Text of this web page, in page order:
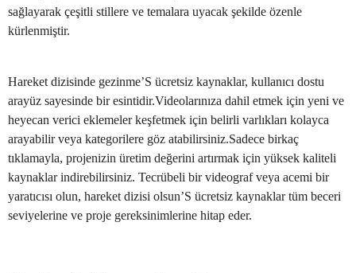
sağlayarak çeşitli stillere ve temalara uyacak şekilde özenle
kürlenmiştir.
Hareket dizisinde gezinme’S ücretsiz kaynaklar, kullanıcı dostu
arayüz sayesinde bir esintidir.Videolarınıza dahil etmek için yeni ve
heyecan verici eklemeler keşfetmek için belirli varlıkları kolayca
arayabilir veya kategorilere göz atabilirsiniz.Sadece birkaç
tıklamayla, projenizin üretim değerini artırmak için yüksek kaliteli
kaynaklar indirebilirsiniz. Tecrübeli bir videograf veya acemi bir
yaratıcısı olun, hareket dizisi olsun’S ücretsiz kaynaklar tüm beceri
seviyelerine ve proje gereksinimlerine hitap eder.